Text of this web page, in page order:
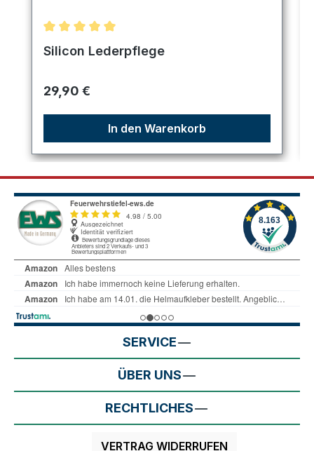
Durchschnittliche Bewertung von 5 von 5 Sternen
Silicon Lederpflege
Regulärer Preis:
29,90 €
In den Warenkorb
SERVICE
ÜBER UNS
RECHTLICHES
VERTRAG WIDERRUFEN